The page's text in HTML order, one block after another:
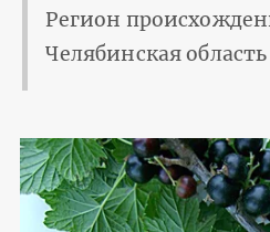
Регион
Челябинская область